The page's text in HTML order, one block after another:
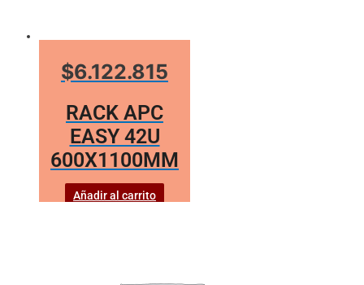
$6.122.815
RACK APC
EASY 42U
600X1100MM
Añadir al carrito